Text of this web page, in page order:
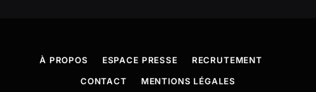
À PROPOS ESPACE PRESSE
RECRUTEMENT
CONTACT
MENTIONS LÉGALES